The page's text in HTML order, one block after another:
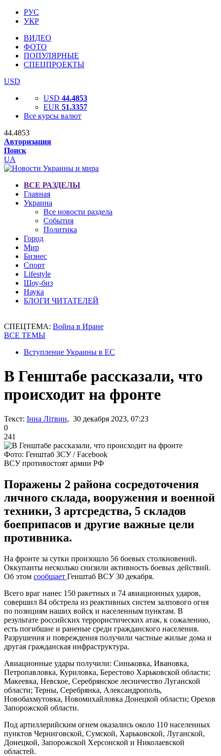
РУС
УКР
ВИДЕО
ФОТО
ПОПУЛЯРНЫЕ
СПЕЦПРОЕКТЫ
USD
USD 44.4853
EUR 51.3357
Все курсы валют
44.4853
Авторизация
Поиск
UA
ВСЕ РАЗДЕЛЫ
Главная
Украина
Все новости раздела
События
Политика
Город
Мир
Бизнес
Спорт
Lifestyle
Шоу-биз
Наука
БЛОГИ ЧИТАТЕЛЕЙ
СПЕЦТЕМА: Война в Иране
ВСЕ ТЕМЫ
Вступление Украины в ЕС
В Генштабе рассказали, что
происходит на фронте
Текст: Інна Літвин, 30 декабря 2023, 07:23
0
241
Фото: Генштаб ЗСУ / Facebook
ВСУ противостоят армии РФ
Поражены 2 района сосредоточения
личного склада, вооружения и военной
техники, 3 артсредства, 5 складов
боеприпасов и другие важные цели
противника.
На фронте за сутки произошло 56 боевых столкновений.
Оккупанты несколько снизили активность боевых действий.
Об этом сообщает Генштаб ВСУ 30 декабря.
Всего враг нанес 150 ракетных и 74 авиационных ударов,
совершил 84 обстрела из реактивных систем залпового огня
по позициям наших войск и населенным пунктам. В
результате российских террористических атак, к сожалению,
есть погибшие и раненые среди гражданского населения.
Разрушения и повреждения получили частные жилые дома и
другая гражданская инфраструктура.
Авиационные удары получили: Синьковка, Ивановка,
Петропавловка, Куриловка, Берестово Харьковской области;
Макеевка, Невское, Серебрянское лесничество Луганской
области; Терны, Серебрянка, Александрополь,
Новобахмутовка, Новомихайловка Донецкой области; Орехов
Запорожской области.
Под артиллерийским огнем оказались около 110 населенных
пунктов Черниговской, Сумской, Харьковской, Луганской,
Донецкой, Запорожской Херсонской и Николаевской
областей.